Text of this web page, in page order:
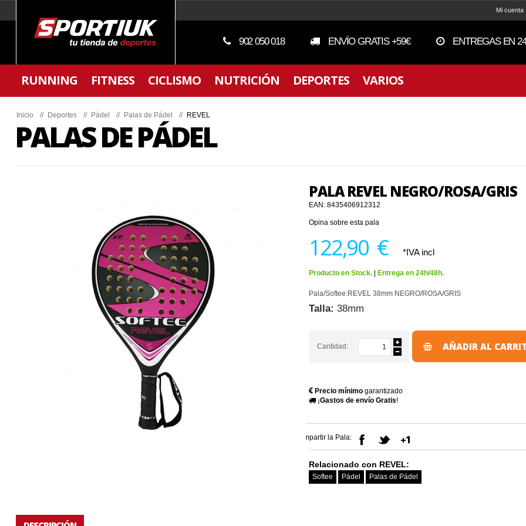
Mi cuenta
902 050 018 ENVÍO GRATIS +59€ ENTREGAS EN
RUNNING FITNESS CICLISMO NUTRICIÓN DEPORTES VARIOS
Inicio // Deportes // Pádel // Palas de Pádel // REVEL
PALAS DE PÁDEL
PALA REVEL NEGRO/ROSA/GRIS
EAN:8435406912312
Opina sobre esta pala
122,90 € *IVA incl
Producto en Stock. Entrega en 24h/48h.
Pala/Softee:REVEL 38mm NEGRO/ROSA/GRIS
Talla: 38mm
Cantidad: AÑADIR AL
Precio mínimo garantizado
¡Gastos de envío Gratis!
Compartir la Pala:
Relacionado con REVEL:
Softee Pádel Palas de Pádel